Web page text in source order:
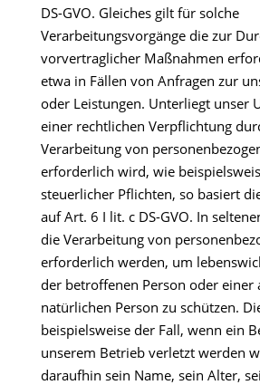
DS-GVO. Gleiches gilt für solche
Verarbeitungsvorgänge die zur
vorvertraglicher Maßnahmen
etwa in Fällen von Anfragen zur
oder Leistungen. Unterliegt unser
einer rechtlichen Verpflichtung
Verarbeitung von
erforderlich wird, wie
steuerlicher Pflichten, so basiert
auf Art. 6 I lit. c DS-GVO. In
die Verarbeitung von
erforderlich werden, um
der betroffenen Person oder einer
natürlichen Person zu schützen.
beispielsweise der Fall, wenn ein
unserem Betrieb verletzt werden
daraufhin sein Name, sein Alter,